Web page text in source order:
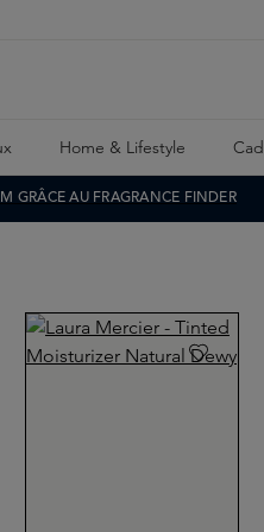
Home & Lifestyle
GRÂCE AU FRAGRANCE FINDER